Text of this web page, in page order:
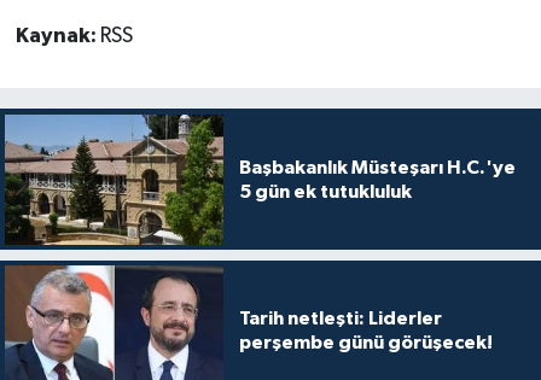
Kaynak: RSS
Başbakanlık Müsteşarı H.C.'ye
5 gün ek tutukluluk
Tarih netleşti: Liderler
perşembe günü görüşecek!